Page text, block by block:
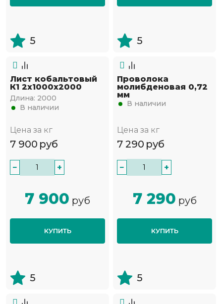
5 5
Лист кобальтовый
К1 2x1000x2000
Длина: 2000
В наличии
Цена за кг
7 900 руб
− +
7 900 руб
КУПИТЬ
5
Проволока
молибденовая 0,72
мм
В наличии
Цена за кг
7 290 руб
− +
7 290 руб
КУПИТЬ
5